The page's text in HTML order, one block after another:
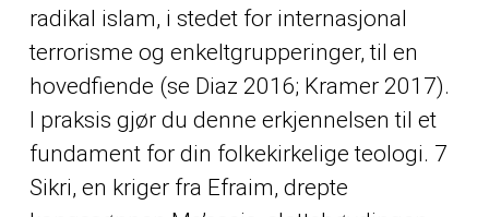
radikal islam, i stedet for internasjonal
terrorisme og enkeltgrupperinger, til en
hovedfiende (se Diaz 2016; Kramer 2017).
I praksis gjør du denne erkjennelsen til et
fundament for din folkekirkelige teologi. 7
Sikri, en kriger fra Efraim, drepte